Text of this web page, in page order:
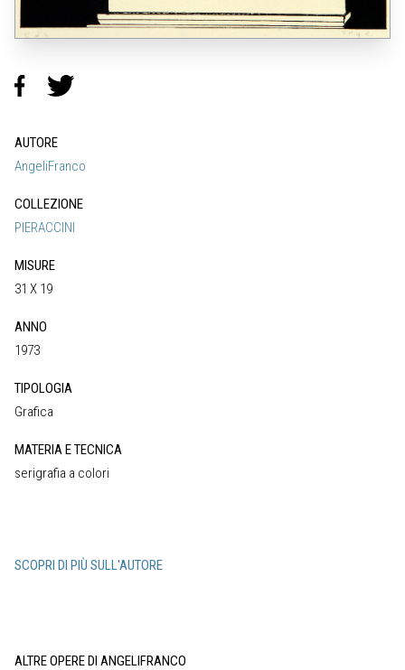
AUTORE
AngeliFranco
COLLEZIONE
PIERACCINI
MISURE
31 X 19
ANNO
1973
TIPOLOGIA
Grafica
MATERIA E TECNICA
serigrafia a colori
SCOPRI DI PIÙ SULL'AUTORE
ALTRE OPERE DI ANGELIFRANCO